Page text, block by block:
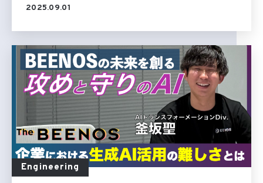
2025.09.01
Engineering